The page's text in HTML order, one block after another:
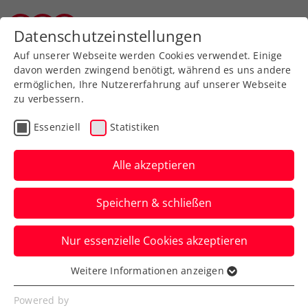
Turniere
Generali Open Kitzbühel:
Verrücktes Regenmatch
mit crazy Bublik
Der Topgesetzte steht beim ATP-250-
Turnier in Tirol im Halbfinale. Wie auch
Lucas Miedler im Doppel.
Verfasst von: Presseaussendung / Redaktion, 24.07.2025
Datenschutzeinstellungen
Auf unserer Webseite werden Cookies verwendet. Einige
davon werden zwingend benötigt, während es uns andere
ermöglichen, Ihre Nutzererfahrung auf unserer Webseite
zu verbessern.
Essenziell Statistiken
Alle akzeptieren
Speichern & schließen
Nur essenzielle Cookies akzeptieren
Essenziell
Essenzielle Cookies werden für grundlegende
Weitere Informationen anzeigen
Powered by